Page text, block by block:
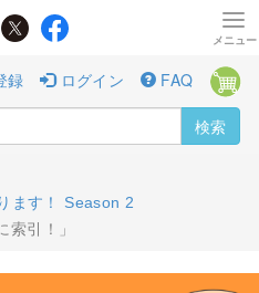
録 ログイン FAQ
検索
ます！ Season 2
引！」